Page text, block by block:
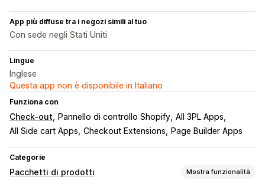
App più diffuse tra i negozi simili al tuo
Con sede negli Stati Uniti
Lingue
Inglese
Questa app non è disponibile in Italiano
Funziona con
Check-out Pannello di controllo Shopify All 3PL Apps
All Side cart Apps Checkout Extensions Page Builder Apps
Categorie
Pacchetti di prodotti Mostra funzionalità